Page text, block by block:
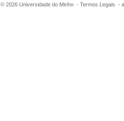
© 2026 Universidade do Minho - Termos Legais -